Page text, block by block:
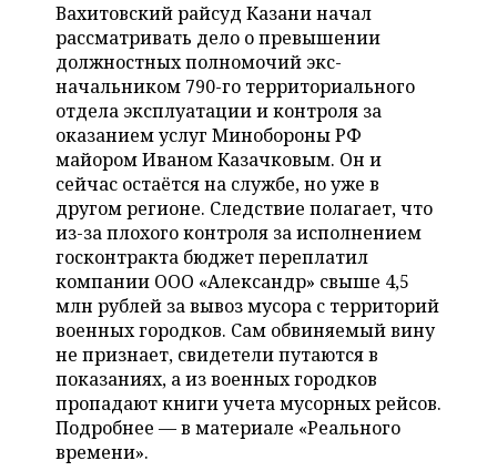
КОМУ ПРИНАДЛЕЖАТ
ТОРГОВЫЕ ЦЕНТРЫ
ТАТАРСТАНА
БЮДЖЕТ
АГРОПРОМ
МАШИНОСТРОЕНИЕ
НЕФТЕХИМИЯ
НЕФТЬ
ОПК
ЭНЕРГЕТИКА
НОВОСТИ АВТО
БИЗНЕС
РОЗНИЧНАЯ ТОРГОВЛЯ
ТРАНСПОРТ
УСЛУГИ
ТЕХНОЛОГИИ
НОВОСТИ ТЕХНОЛОГИЙ
МЕДИА
ТЕЛЕКОММУНИКАЦИИ
МЕРОПРИЯТИЯ
НОВОСТИ МЕРОПРИЯТИЙ
ВЫЕЗДНАЯ РЕДАКЦИЯ
БИЗНЕС-БРАНЧИ
ONLINE-КОНФЕРЕНЦИИ
ОТКРЫТАЯ ЛЕКЦИЯ
СПОРТ
НОВОСТИ СПОРТА
ФУТБОЛ
ХОККЕЙ
БАСКЕТБОЛ
ВОЛЕЙБОЛ
ОБЩЕСТВО
НОВОСТИ ОБЩЕСТВА
ВЛАСТЬ
ИНФРАСТРУКТУРА
ИСТОРИЯ
ФОТОГАЛЕРЕЯ
СЮЖЕТЫ
СПРАВОЧНИК
СПИСОК ПЕРСОН
ПОЛНАЯ ВЕРСИЯ
Вахитовский райсуд Казани начал
рассматривать дело о превышении
должностных полномочий экс-
начальником 790-го территориального
отдела эксплуатации и контроля за
оказанием услуг Минобороны РФ
майором Иваном Казачковым. Он и
сейчас остаётся на службе, но уже в
другом регионе. Следствие полагает, что
из-за плохого контроля за исполнением
госконтракта бюджет переплатил
компании ООО «Александр» свыше 4,5
млн рублей за вывоз мусора с территорий
военных городков. Сам обвиняемый вину
не признает, свидетели путаются в
показаниях, а из военных городков
пропадают книги учета мусорных рейсов.
Подробнее — в материале «Реального
времени».